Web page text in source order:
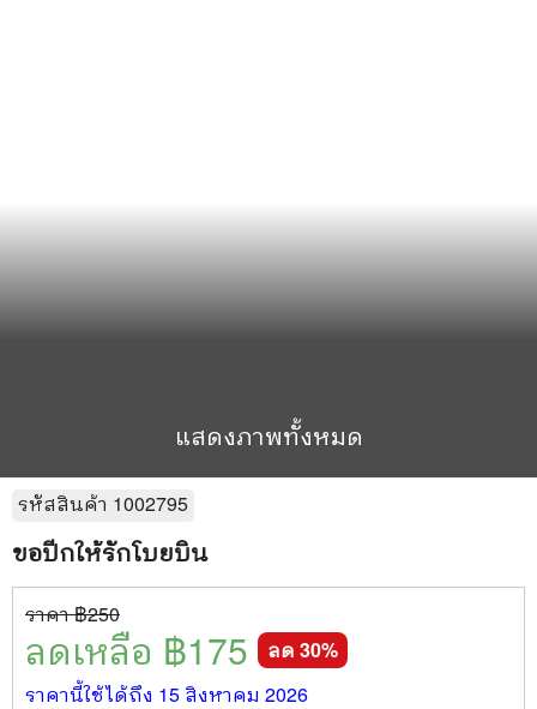
แสดงภาพทั้งหมด
รหัสสินค้า 1002795
ขอปีกให้รักโบยบิน
ราคา ฿250
ลดเหลือ ฿175 ลด 30%
ราคานี้ใช้ได้ถึง 15 สิงหาคม 2026